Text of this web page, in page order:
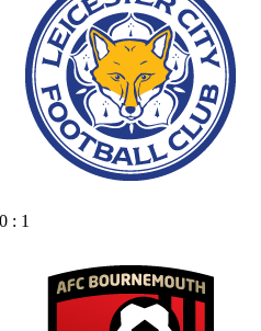
0 : 1